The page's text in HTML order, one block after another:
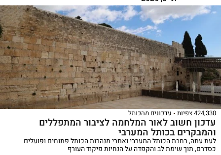
424,330 צפיות עדכונים מהכותל
עדכון חשוב לאור המלחמה לציבור המתפללים
והמבקרים בכותל המערבי
לעת עתה, רחבת הכותל המערבי ואתרי מנהרות הכותל פתוחים ופועלים
כסדרם, תוך שימת לב והקפדה על הנחיות פיקוד העורף